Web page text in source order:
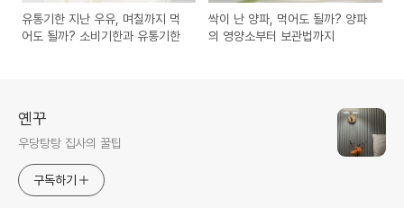
유통기한 지난 우유, 며칠까지 먹
어도 될까? 소비기한과 유통기한
싹이 난 양파, 먹어도 될까? 양파
의 영양소부터 보관법까지
옌꾸
우당탕탕 집사의 꿀팁
구독하기